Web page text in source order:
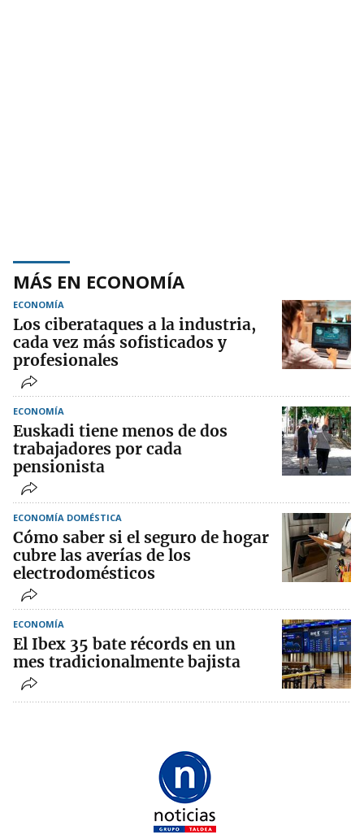
MÁS EN ECONOMÍA
ECONOMÍA
Los ciberataques a la industria,
cada vez más sofisticados y
profesionales
ECONOMÍA
Euskadi tiene menos de dos
trabajadores por cada
pensionista
ECONOMÍA DOMÉSTICA
Cómo saber si el seguro de hogar
cubre las averías de los
electrodomésticos
ECONOMÍA
El Ibex 35 bate récords en un
mes tradicionalmente bajista